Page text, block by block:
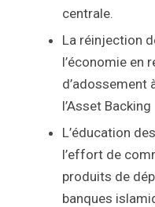
centrale.
La réinjection
l’économie en
d’adossement
l’Asset Backing
L’éducation
l’effort de
produits de
banques